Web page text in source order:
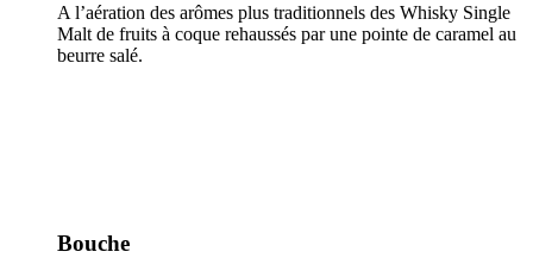
A l’aération des arômes plus traditionnels des Whisky Single
Malt de fruits à coque rehaussés par une pointe de caramel au
beurre salé.
Bouche